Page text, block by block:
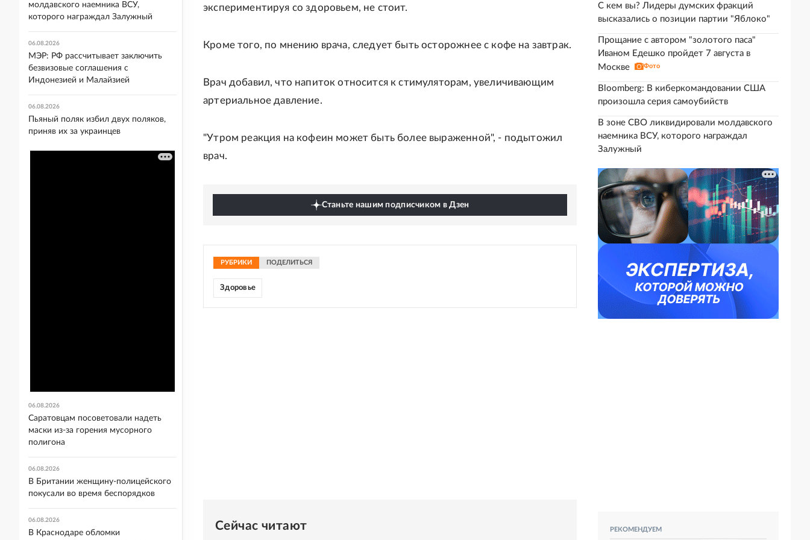
экспериментируя со здоровьем, не стоит.
Кроме того, по мнению врача, следует быть осторожнее с кофе на завтрак.
Врач добавил, что напиток относится к стимуляторам, увеличивающим
артериальное давление.
"Утром реакция на кофеин может быть более выраженной", - подытожил
врач.
Станьте нашим подписчиком в Дзен
РУБРИКИ ПОДЕЛИТЬСЯ
Здоровье
Сейчас читают
С кем вы? Лидеры думских фракций
высказались о позиции партии "Яблоко"
Прощание с автором "золотого паса"
Иваном Едешко пройдет 7 августа в
Москве
Фото
Bloomberg: В киберкомандовании США
произошла серия самоубийств
В зоне СВО ликвидировали молдавского
наемника ВСУ, которого награждал
Залужный
РЕКОМЕНДУЕМ
молдавского наемника ВСУ,
которого награждал Залужный
06.08.2026
МЭР: РФ рассчитывает заключить
безвизовые соглашения с
Индонезией и Малайзией
06.08.2026
Пьяный поляк избил двух поляков,
приняв их за украинцев
06.08.2026
Саратовцам посоветовали надеть
маски из-за горения мусорного
полигона
06.08.2026
В Британии женщину-полицейского
покусали во время беспорядков
06.08.2026
В Краснодаре обломки